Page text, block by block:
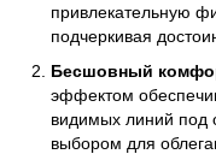
привлекательную
подчеркивая
Бесшовный
эффектом
видимых линий под
выбором для